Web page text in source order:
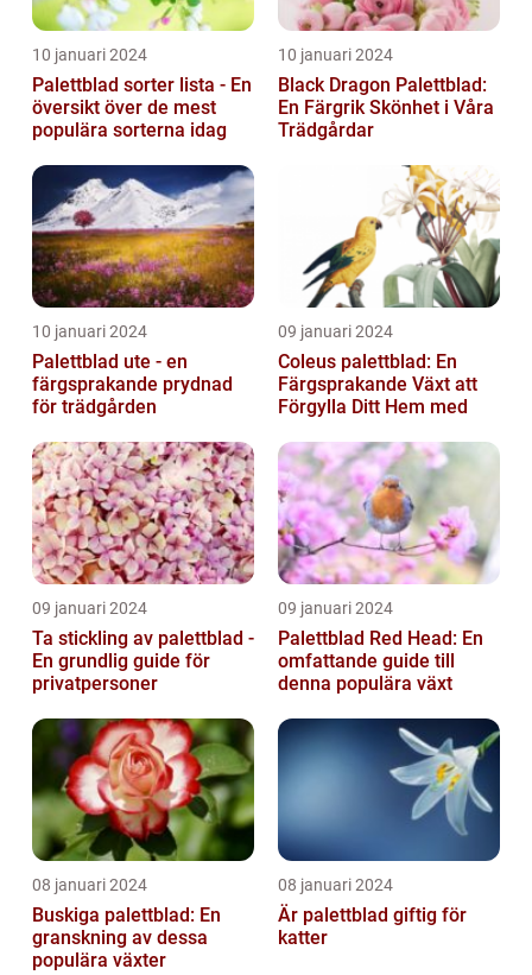
10 januari 2024
Palettblad sorter lista - En
översikt över de mest
populära sorterna idag
10 januari 2024
Black Dragon Palettblad:
En Färgrik Skönhet i Våra
Trädgårdar
10 januari 2024
Palettblad ute - en
färgsprakande prydnad
för trädgården
09 januari 2024
Coleus palettblad: En
Färgsprakande Växt att
Förgylla Ditt Hem med
09 januari 2024
Ta stickling av palettblad -
En grundlig guide för
privatpersoner
09 januari 2024
Palettblad Red Head: En
omfattande guide till
denna populära växt
08 januari 2024
Buskiga palettblad: En
granskning av dessa
populära växter
08 januari 2024
Är palettblad giftig för
katter